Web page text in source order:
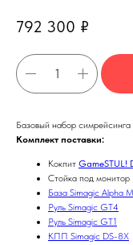
792 300 ₽
Базовый набор
Комплект поставки:
Кокпит GameSTUL!
Стойка под монитор
База Simagic Alpha
Руль Simagic GT4
Руль Simagic GT1
КПП Simagic DS-8X